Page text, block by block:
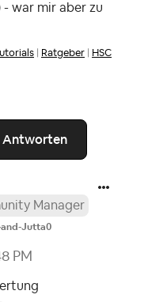
- war mir aber zu
| Ratgeber | HSC
Antworten
Manager
Jutta0
PM